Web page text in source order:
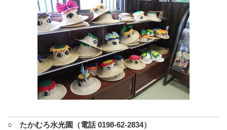
○ たかむろ水光園（電話 0198-62-2834）